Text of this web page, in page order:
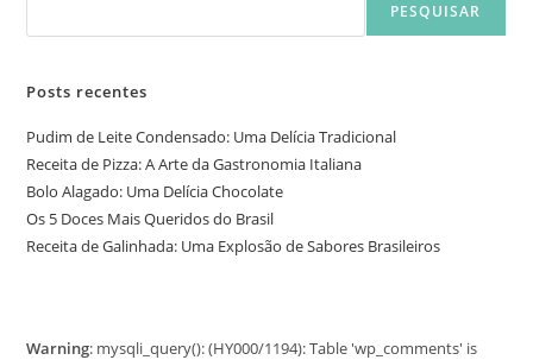
PESQUISAR
Posts recentes
Pudim de Leite Condensado: Uma Delícia Tradicional
Receita de Pizza: A Arte da Gastronomia Italiana
Bolo Alagado: Uma Delícia Chocolate
Os 5 Doces Mais Queridos do Brasil
Receita de Galinhada: Uma Explosão de Sabores Brasileiros
Warning: mysqli_query(): (HY000/1194): Table 'wp_comments' is